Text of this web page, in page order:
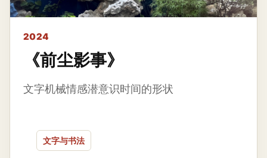
2024
《前尘影事》
文字机械情感潜意识时间的形状
文字与书法